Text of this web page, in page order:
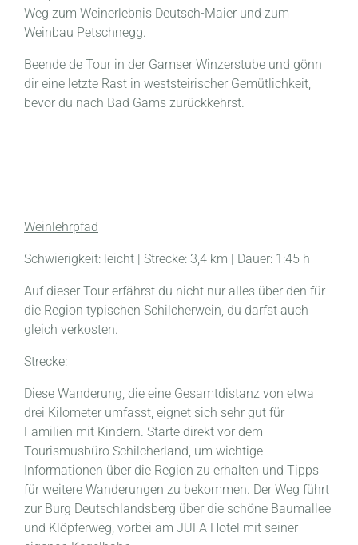
Weg zum Weinerlebnis Deutsch-Maier und zum
Weinbau Petschnegg.
Beende de Tour in der Gamser Winzerstube und gönn
dir eine letzte Rast in weststeirischer Gemütlichkeit,
bevor du nach Bad Gams zurückkehrst.
Weinlehrpfad
Schwierigkeit: leicht | Strecke: 3,4 km | Dauer: 1:45 h
Auf dieser Tour erfährst du nicht nur alles über den für
die Region typischen Schilcherwein, du darfst auch
gleich verkosten.
Strecke:
Diese Wanderung, die eine Gesamtdistanz von etwa
drei Kilometer umfasst, eignet sich sehr gut für
Familien mit Kindern. Starte direkt vor dem
Tourismusbüro Schilcherland, um wichtige
Informationen über die Region zu erhalten und Tipps
für weitere Wanderungen zu bekommen. Der Weg führt
zur Burg Deutschlandsberg über die schöne Baumallee
und Klöpferweg, vorbei am JUFA Hotel mit seiner